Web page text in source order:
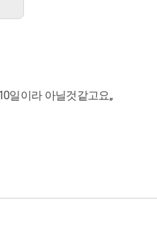
일이라 아닐것같고요,,